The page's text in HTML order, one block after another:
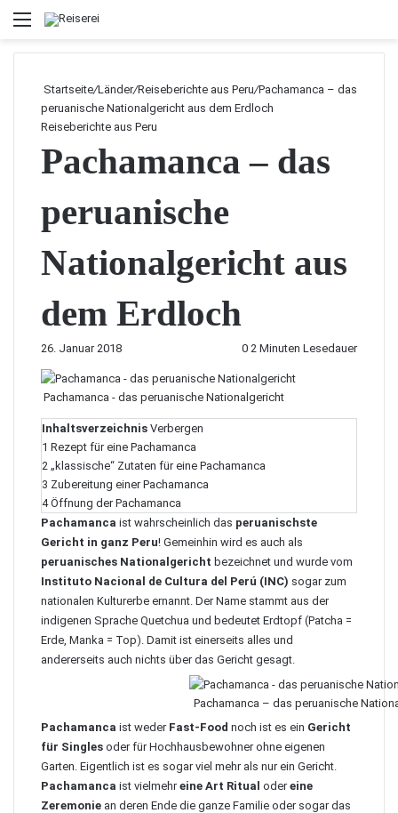
Menü
Startseite/Länder/Reiseberichte aus Peru/Pachamanca – das
peruanische Nationalgericht aus dem Erdloch
Reiseberichte aus Peru
Pachamanca – das
peruanische
Nationalgericht aus
dem Erdloch
26. Januar 2018 0 2 Minuten Lesedauer
Pachamanca - das peruanische Nationalgericht
Inhaltsverzeichnis Verbergen
1 Rezept für eine Pachamanca
2 „klassische“ Zutaten für eine Pachamanca
3 Zubereitung einer Pachamanca
4 Öffnung der Pachamanca
Pachamanca ist wahrscheinlich das peruanischste
Gericht in ganz Peru! Gemeinhin wird es auch als
peruanisches Nationalgericht bezeichnet und wurde vom
Instituto Nacional de Cultura del Perú (INC) sogar zum
nationalen Kulturerbe ernannt. Der Name stammt aus der
indigenen Sprache Quetchua und bedeutet Erdtopf (Patcha =
Erde, Manka = Top). Damit ist einerseits alles und
andererseits auch nichts über das Gericht gesagt.
Pachamanca – das peruanische
Pachamanca ist weder Fast-Food noch ist es ein Gericht
für Singles oder für Hochhausbewohner ohne eigenen
Garten. Eigentlich ist es sogar viel mehr als nur ein Gericht.
Pachamanca ist vielmehreine Art Ritual odereine
Zeremonie an deren Ende die ganze Familie oder sogar das